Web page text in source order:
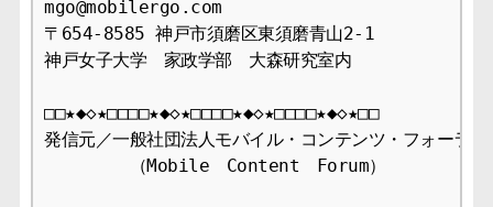
mgo@mobilergo.com
〒654-8585 神戸市須磨区東須磨青山2-1
神戸女子大学　家政学部　大森研究室内
□□★◆◇★□□□□★◆◇★□□□□★◆◇★□□□□★◆◇★□□
発信元／一般社団法人モバイル・コンテンツ・フォーラム
（Mobile　Content　Forum）